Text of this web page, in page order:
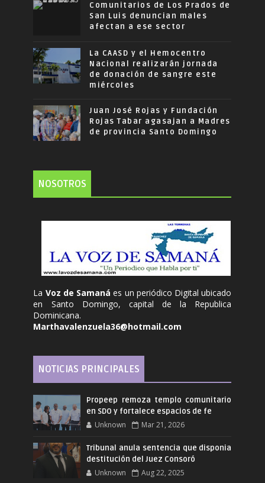
Comunitarios de Los Prados de
San Luis denuncian males
afectan a ese sector
La CAASD y el Hemocentro
Nacional realizarán jornada
de donación de sangre este
miércoles
Juan José Rojas y Fundación
Rojas Tabar agasajan a Madres
de provincia Santo Domingo
NOSOTROS
La Voz de Samanáes un periódico Digital ubicado
en Santo Domingo, capital de la Republica
Dominicana.
Marthavalenzuela36@hotmail.com
NOTICIAS PRINCIPALES
Propeep remoza templo comunitario
en SDO y fortalece espacios de fe
Unknown Mar 21, 2026
Tribunal anula sentencia que disponia
destitución del Juez Consoró
Unknown Aug 22, 2025